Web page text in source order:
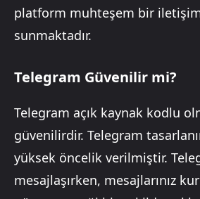
platform muhteşem bir iletişim
sunmaktadır.
Telegram Güvenilir mi?
Telegram açık kaynak kodlu
güvenilirdir. Telegram
yüksek öncelik verilmiştir.
mesajlaşırken, mesajlarınız